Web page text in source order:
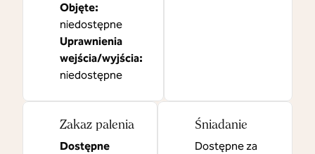
Objęte:
niedostępne
Uprawnienia
wejścia/wyjścia:
niedostępne
Zakaz palenia
Dostępne
Śniadanie
Dostępne za